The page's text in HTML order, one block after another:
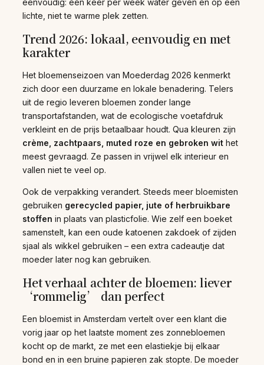
lichte, niet te warme plek zetten.
Trend 2026: lokaal, eenvoudig en met
karakter
Het bloemenseizoen van Moederdag 2026 kenmerkt
zich door een duurzame en lokale benadering. Telers
uit de regio leveren bloemen zonder lange
transportafstanden, wat de ecologische voetafdruk
verkleint en de prijs betaalbaar houdt. Qua kleuren zijn
crème, zachtpaars, muted roze en gebroken wit het
meest gevraagd. Ze passen in vrijwel elk interieur en
vallen niet te veel op.
Ook de verpakking verandert. Steeds meer bloemisten
gebruiken gerecycled papier, jute of herbruikbare
stoffen in plaats van plasticfolie. Wie zelf een boeket
samenstelt, kan een oude katoenen zakdoek of zijden
sjaal als wikkel gebruiken – een extra cadeautje dat
moeder later nog kan gebruiken.
Het verhaal achter de bloemen: liever
‘rommelig’ dan perfect
Een bloemist in Amsterdam vertelt over een klant die
vorig jaar op het laatste moment zes zonnebloemen
kocht op de markt, ze met een elastiekje bij elkaar
bond en in een bruine papieren zak stopte. De moeder